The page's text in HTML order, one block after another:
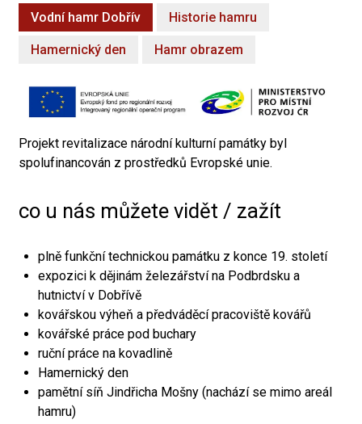
Vodní hamr Dobřív Historie hamru
Hamernický den Hamr obrazem
Projekt revitalizace národní kulturní památky byl
spolufinancován z prostředků Evropské unie.
co u nás můžete vidět / zažít
plně funkční technickou památku z konce 19. století
expozici k dějinám železářství na Podbrdsku a
hutnictví v Dobřívě
kovářskou výheň a předváděcí pracoviště kovářů
kovářské práce pod buchary
ruční práce na kovadlině
Hamernický den
pamětní síň Jindřicha Mošny (nachází se mimo areál
hamru)